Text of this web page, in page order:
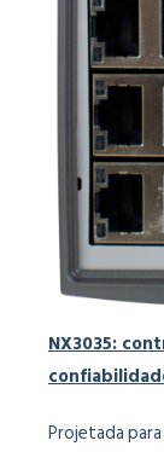
NX3035:
Projetada